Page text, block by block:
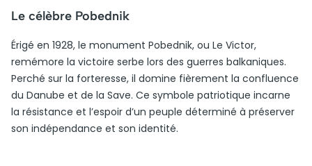
Le célèbre Pobednik
Érigé en 1928, le monument Pobednik, ou Le Victor,
remémore la victoire serbe lors des guerres balkaniques.
Perché sur la forteresse, il domine fièrement la confluence
du Danube et de la Save. Ce symbole patriotique incarne
la résistance et l’espoir d’un peuple déterminé à préserver
son indépendance et son identité.